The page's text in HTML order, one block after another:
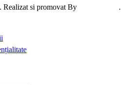
si promovat By .